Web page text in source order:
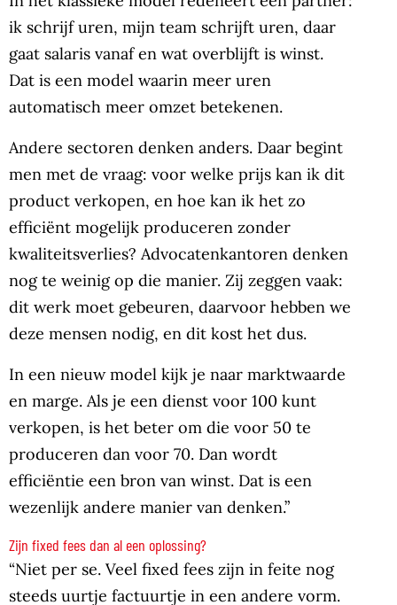
ik schrijf uren, mijn team schrijft uren, daar
gaat salaris vanaf en wat overblijft is winst.
Dat is een model waarin meer uren
automatisch meer omzet betekenen.
Andere sectoren denken anders. Daar begint
men met de vraag: voor welke prijs kan ik dit
product verkopen, en hoe kan ik het zo
efficiënt mogelijk produceren zonder
kwaliteitsverlies? Advocatenkantoren denken
nog te weinig op die manier. Zij zeggen vaak:
dit werk moet gebeuren, daarvoor hebben we
deze mensen nodig, en dit kost het dus.
In een nieuw model kijk je naar marktwaarde
en marge. Als je een dienst voor 100 kunt
verkopen, is het beter om die voor 50 te
produceren dan voor 70. Dan wordt
efficiëntie een bron van winst. Dat is een
wezenlijk andere manier van denken.”
Zijn fixed fees dan al een oplossing?
“Niet per se. Veel fixed fees zijn in feite nog
steeds uurtje factuurtje in een andere vorm.